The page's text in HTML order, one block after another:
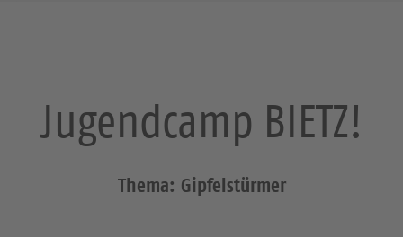
Jugendcamp BIETZ!
Thema: Gipfelstürmer